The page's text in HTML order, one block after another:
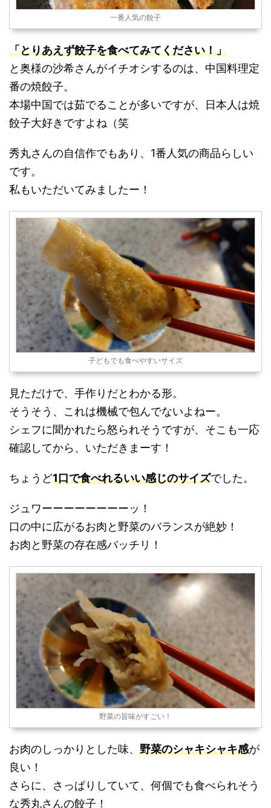
一番人気の餃子
「とりあえず餃子を食べてみてください！」
と奥様の沙希さんがイチオシするのは、中国料理定
番の焼餃子。
本場中国では茹でることが多いですが、日本人は焼
餃子大好きですよね（笑
秀丸さんの自信作でもあり、1番人気の商品らしい
です。
私もいただいてみましたー！
子どもでも食べやすいサイズ
見ただけで、手作りだとわかる形。
そうそう、これは機械で包んでないよねー。
シェフに聞かれたら怒られそうですが、そこも一応
確認してから、いただきまーす！
ちょうど1口で食べれるいい感じのサイズでした。
ジュワーーーーーーーーッ！
口の中に広がるお肉と野菜のバランスが絶妙！
お肉と野菜の存在感バッチリ！
野菜の旨味がすごい！
お肉のしっかりとした味、 野菜のシャキシャキ感が
良い！
さらに、さっぱりしていて、何個でも食べられそう
な秀丸さんの餃子！